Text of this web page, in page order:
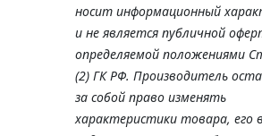
носит информационный
и не является публичной
определяемой положениями
(2) ГК РФ. Производитель
за собой право изменять
характеристики товара, его